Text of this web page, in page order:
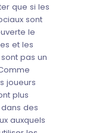
que si les
sont
le
et les
pas un
joueurs
plus
des
auxquels